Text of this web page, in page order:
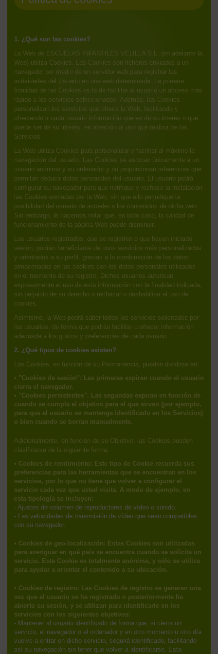
1. ¿Qué son las cookies?
La Web de ESCUELAS INFANTILES VELILLA S.L. (en adelante la
Web) utiliza Cookies. Las Cookies son ficheros enviados a un
navegador por medio de un servidor web para registrar las
actividades del Usuario en una web determinada. La primera
finalidad de las Cookies es la de facilitar al usuario un acceso más
rápido a los servicios seleccionados. Además, las Cookies
personalizan los servicios que ofrece la Web, facilitando y
ofreciendo a cada usuario información que es de su interés o que
puede ser de su interés, en atención al uso que realiza de los
Servicios.
La Web utiliza Cookies para personalizar y facilitar al máximo la
navegación del usuario. Las Cookies se asocian únicamente a un
usuario anónimo y su ordenador y no proporcionan referencias que
permitan deducir datos personales del usuario. El usuario podrá
configurar su navegador para que notifique y rechace la instalación
las Cookies enviadas por la Web, sin que ello perjudique la
posibilidad del usuario de acceder a los contenidos de dicha web.
Sin embargo, le hacemos notar que, en todo caso, la calidad de
funcionamiento de la página Web puede disminuir.
Los usuarios registrados, que se registren o que hayan iniciado
sesión, podrán beneficiarse de unos servicios más personalizados
y orientados a su perfil, gracias a la combinación de los datos
almacenados en las cookies con los datos personales utilizados
en el momento de su registro. Dichos usuarios autorizan
expresamente el uso de esta información con la finalidad indicada,
sin perjuicio de su derecho a rechazar o deshabilitar el uso de
cookies.
Asimismo, la Web podrá saber todos los servicios solicitados por
los usuarios, de forma que podrán facilitar u ofrecer información
adecuada a los gustos y preferencias de cada usuario.
2. ¿Qué tipos de cookies existen?
Las Cookies, en función de su Permanencia, pueden dividirse en:
• "Cookies de sesión": Las primeras expiran cuando el usuario
cierra el navegador.
• "Cookies persistentes". Las segundas expiran en función de
cuando se cumpla el objetivo para el que sirven (por ejemplo,
para que el usuario se mantenga identificado en los Servicios)
o bien cuando se borran manualmente.
Adicionalmente, en función de su Objetivo, las Cookies pueden
clasificarse de la siguiente forma:
• Cookies de rendimiento: Este tipo de Cookie recuerda sus
preferencias para las herramientas que se encuentran en los
servicios, por lo que no tiene que volver a configurar el
servicio cada vez que usted visita. A modo de ejemplo, en
esta tipología se incluyen:
- Ajustes de volumen de reproductores de vídeo o sonido.
- Las velocidades de transmisión de vídeo que sean compatibles
con su navegador.
• Cookies de geo-localización: Estas Cookies son utilizadas
para averiguar en qué país se encuentra cuando se solicita un
servicio. Esta Cookie es totalmente anónima, y sólo se utiliza
para ayudar a orientar el contenido a su ubicación.
• Cookies de registro: Las Cookies de registro se generan una
vez que el usuario se ha registrado o posteriormente ha
abierto su sesión, y se utilizan para identificarle en los
servicios con los siguientes objetivos:
- Mantener al usuario identificado de forma que, si cierra un
servicio, el navegador o el ordenador y en otro momento u otro día
vuelve a entrar en dicho servicio, seguirá identificado, facilitando
así su navegación sin tener que volver a identificarse. Esta